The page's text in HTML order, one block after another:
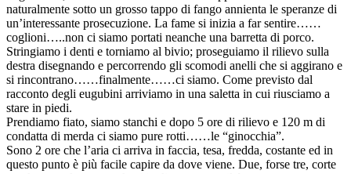
naturalmente sotto un grosso tappo di fango annienta le speranze di
un’interessante prosecuzione. La fame si inizia a far sentire……
coglioni…..non ci siamo portati neanche una barretta di porco.
Stringiamo i denti e torniamo al bivio; proseguiamo il rilievo sulla
destra disegnando e percorrendo gli scomodi anelli che si aggirano e
si rincontrano……finalmente……ci siamo. Come previsto dal
racconto degli eugubini arriviamo in una saletta in cui riusciamo a
stare in piedi.
Prendiamo fiato, siamo stanchi e dopo 5 ore di rilievo e 120 m di
condatta di merda ci siamo pure rotti……le “ginocchia”.
Sono 2 ore che l’aria ci arriva in faccia, tesa, fredda, costante ed in
questo punto è più facile capire da dove viene. Due, forse tre, corte